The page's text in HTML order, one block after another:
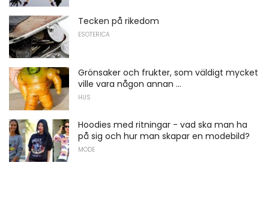
Tecken på rikedom
ESOTERICA
Grönsaker och frukter, som väldigt mycket
ville vara någon annan ...
HUS
Hoodies med ritningar - vad ska man ha
på sig och hur man skapar en modebild?
MODE